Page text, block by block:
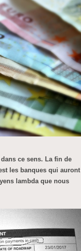
ce sens. La fin de
les banques qui auront
lambda que nous